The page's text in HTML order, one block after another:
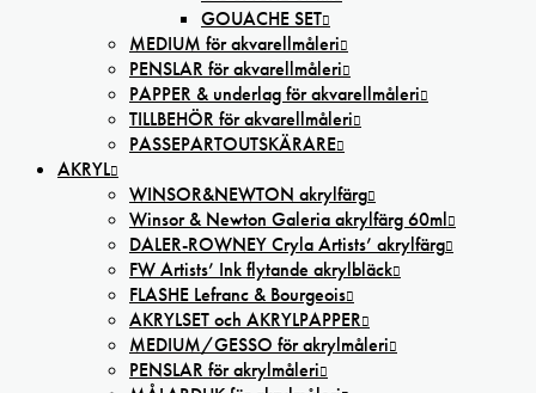
GOUACHE SET
MEDIUM för akvarellmåleri
PENSLAR för akvarellmåleri
PAPPER & underlag för akvarellmåleri
TILLBEHÖR för akvarellmåleri
PASSEPARTOUTSKÄRARE
AKRYL
WINSOR&NEWTON akrylfärg
Winsor & Newton Galeria akrylfärg 60ml
DALER-ROWNEY Cryla Artists’ akrylfärg
FW Artists’ Ink flytande akrylbläck
FLASHE Lefranc & Bourgeois
AKRYLSET och AKRYLPAPPER
MEDIUM/GESSO för akrylmåleri
PENSLAR för akrylmåleri